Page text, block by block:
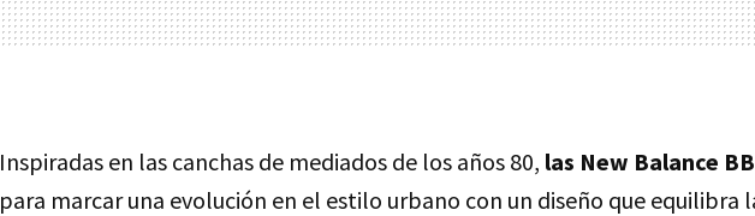
Inspiradas en las canchas de mediados de los años 80, las New Balance
para marcar una evolución en el estilo urbano con un diseño que equilibra